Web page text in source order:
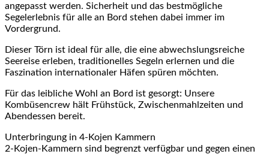
angepasst werden. Sicherheit und das bestmögliche
Segelerlebnis für alle an Bord stehen dabei immer im
Vordergrund.
Dieser Törn ist ideal für alle, die eine abwechslungsreiche
Seereise erleben, traditionelles Segeln erlernen und die
Faszination internationaler Häfen spüren möchten.
Für das leibliche Wohl an Bord ist gesorgt: Unsere
Kombüsencrew hält Frühstück, Zwischenmahlzeiten und
Abendessen bereit.
Unterbringung in 4-Kojen Kammern
2-Kojen-Kammern sind begrenzt verfügbar und gegen einen